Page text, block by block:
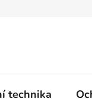
technika